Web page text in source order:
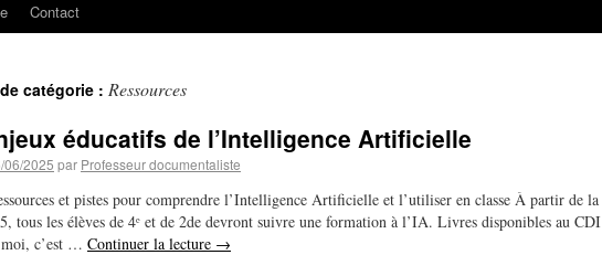
Contact
catégorie : Ressources
éducatifs de l’Intelligence Artificielle
06/2025 par Professeur documentaliste
et pistes pour comprendre l’Intelligence Artificielle et l’utiliser en classe À partir de la
tous les élèves de 4ᵉ et de 2de devront suivre une formation à l’IA. Livres disponibles au CDI
moi, c’est … Continuer la lecture →